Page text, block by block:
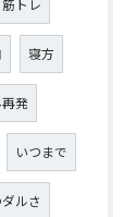
筋トレ
寝方
発
いつまで
ルさ